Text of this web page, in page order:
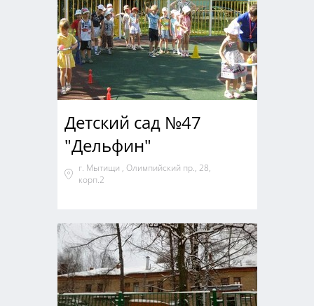
Детский сад №47
"Дельфин"
г. Мытищи , Олимпийский пр., 28,
корп.2